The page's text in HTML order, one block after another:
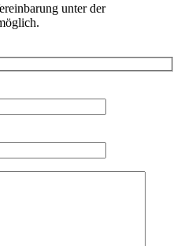
unter der